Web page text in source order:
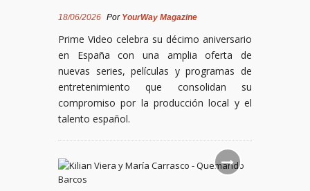
18/06/2026 Por YourWay Magazine
Prime Video celebra su décimo aniversario
en España con una amplia oferta de
nuevas series, películas y programas de
entretenimiento que consolidan su
compromiso por la producción local y el
talento español.